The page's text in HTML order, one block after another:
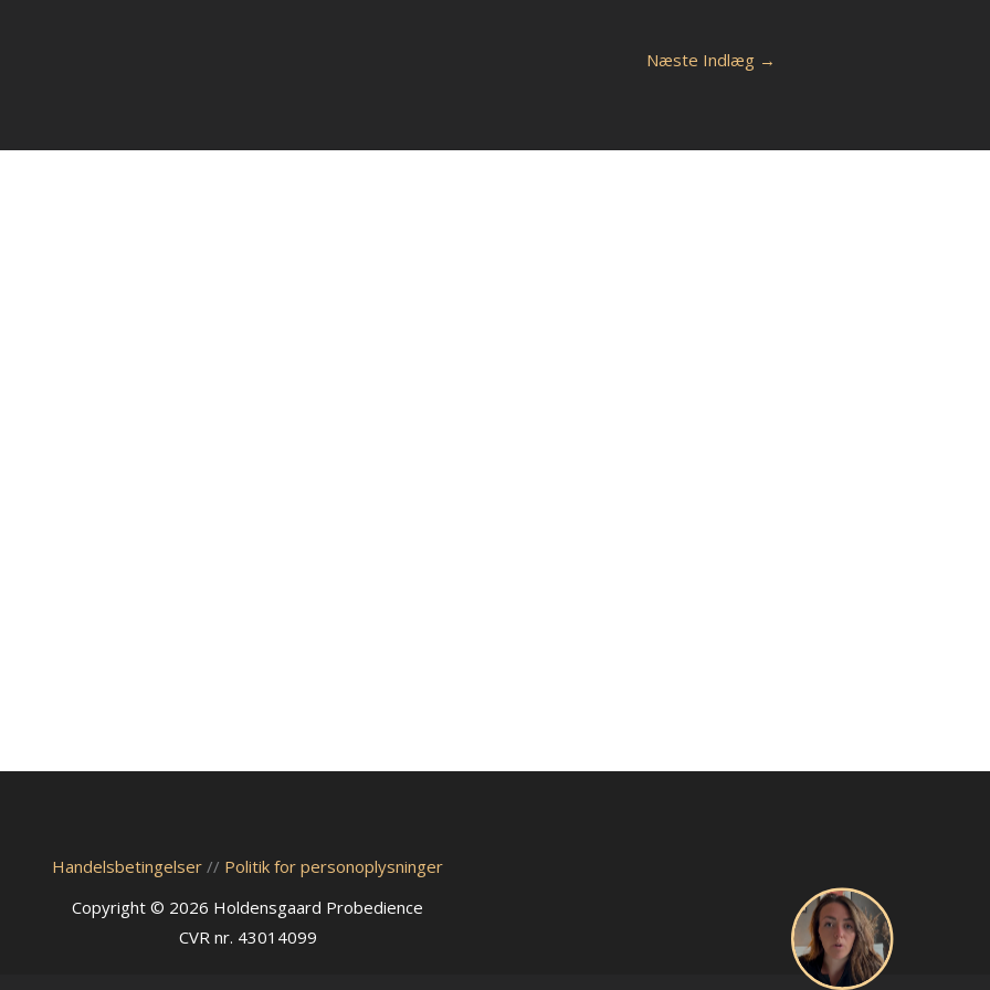
Næste Indlæg →
Handelsbetingelser // Politik for personoplysninger
Copyright © 2026 Holdensgaard Probedience
CVR nr. 43014099